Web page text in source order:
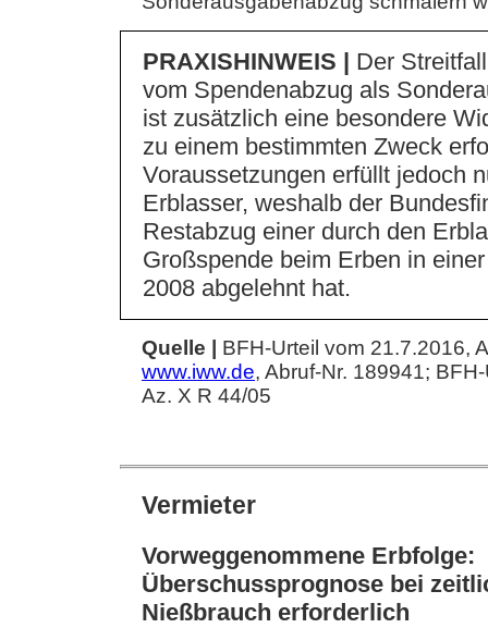
PRAXISHINWEIS | Der
vom Spendenabzug als
ist zusätzlich eine besondere
zu einem bestimmten Zweck
Voraussetzungen erfüllt jedoch
Erblasser, weshalb der
Restabzug einer durch den
Großspende beim Erben in
2008 abgelehnt hat.
Quelle | BFH-Urteil vom 21.7.2016,
www.iww.de, Abruf-Nr. 189941;
Az. X R 44/05
Vermieter
Vorweggenommene Erbfolge:
Überschussprognose bei
Nießbrauch erforderlich